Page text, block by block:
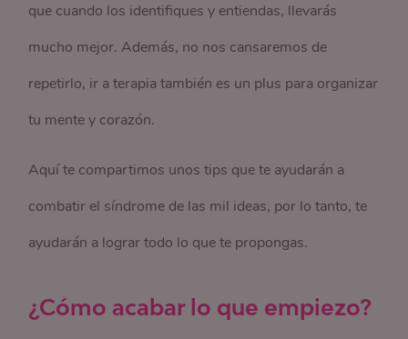
que cuando los identifiques y entiendas, llevarás
mucho mejor. Además, no nos cansaremos de
repetirlo, ir a terapia también es un plus para organizar
tu mente y corazón.
Aquí te compartimos unos tips que te ayudarán a
combatir el síndrome de las mil ideas, por lo tanto, te
ayudarán a lograr todo lo que te propongas.
¿Cómo acabar lo que empiezo?